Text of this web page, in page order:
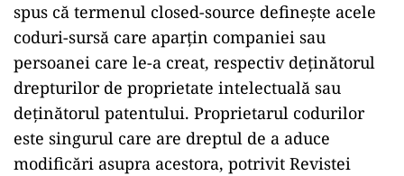
spus că termenul closed-source definește acele
coduri-sursă care aparțin companiei sau
persoanei care le-a creat, respectiv deținătorul
drepturilor de proprietate intelectuală sau
deținătorul patentului. Proprietarul codurilor
este singurul care are dreptul de a aduce
modificări asupra acestora, potrivit Revistei